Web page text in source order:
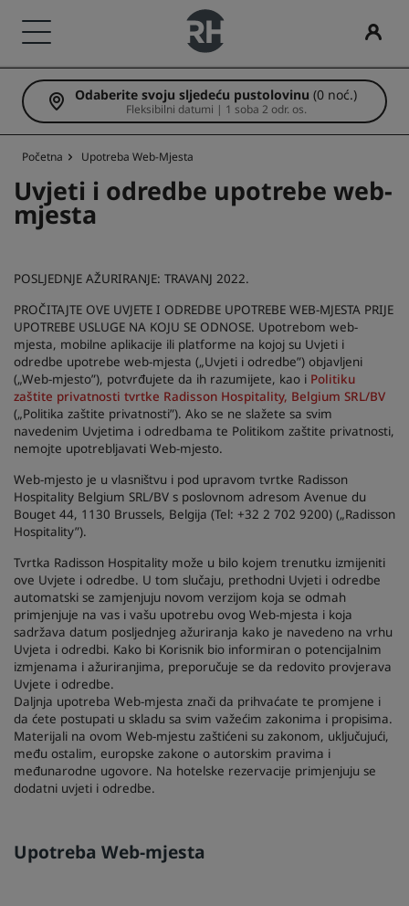
Naši brendovi
Radisson Collection
Radisson Individuals art'otel
Park Plaza Park Inn by Radisson
Prize by Radisson
Povezani brendovi u Kini
J. Jin Jiang
Kunlun Golden Tulip
Pronađite svoj hotel
Resorti
Hoteli u zračnoj luci
Novi i budući hoteli
Sastanke i događanja
Rezervirajte prostor za sastanke
Odredišta za događanja
Industrijska rješenja
Pretraži letove
Objedovanje
Digitalne usluge
Hotelske ponude
Ovo vam je prva rezervacija?
Rezervirajte unaprijed
Pogledajte naše pakete
Ideje za putovanja
Rad Pets
Održivi smještaji
Boravci sportskih timova
Poslovni putnik
Hoteli u centru grada
Posjetite naš blog
Radisson Rewards
Pogodnosti za članove
Kako zaraditi bodove
Bookers and Planners
Odaberite svoju sljedeću pustolovinu (0 noć.)
Fleksibilni datumi | 1 soba 2 odr. os.
Početna Upotreba Web-Mjesta
Uvjeti i odredbe upotrebe web-
mjesta
POSLJEDNJE AŽURIRANJE: TRAVANJ 2022.
PROČITAJTE OVE UVJETE I ODREDBE UPOTREBE WEB-MJESTA PRIJE
UPOTREBE USLUGE NA KOJU SE ODNOSE. Upotrebom web-
mjesta, mobilne aplikacije ili platforme na kojoj su Uvjeti i
odredbe upotrebe web-mjesta („Uvjeti i odredbe”) objavljeni
(„Web-mjesto”), potvrđujete da ih razumijete, kao i Politiku
zaštite privatnosti tvrtke Radisson Hospitality, Belgium SRL/BV
(„Politika zaštite privatnosti”). Ako se ne slažete sa svim
navedenim Uvjetima i odredbama te Politikom zaštite privatnosti,
nemojte upotrebljavati Web-mjesto.
Web-mjesto je u vlasništvu i pod upravom tvrtke Radisson
Hospitality Belgium SRL/BV s poslovnom adresom Avenue du
Bouget 44, 1130 Brussels, Belgija (Tel: +32 2 702 9200) („Radisson
Hospitality”).
Tvrtka Radisson Hospitality može u bilo kojem trenutku izmijeniti
ove Uvjete i odredbe. U tom slučaju, prethodni Uvjeti i odredbe
automatski se zamjenjuju novom verzijom koja se odmah
primjenjuje na vas i vašu upotrebu ovog Web-mjesta i koja
sadržava datum posljednjeg ažuriranja kako je navedeno na vrhu
Uvjeta i odredbi. Kako bi Korisnik bio informiran o potencijalnim
izmjenama i ažuriranjima, preporučuje se da redovito provjerava
Uvjete i odredbe.
Daljnja upotreba Web-mjesta znači da prihvaćate te promjene i
da ćete postupati u skladu sa svim važećim zakonima i propisima.
Materijali na ovom Web-mjestu zaštićeni su zakonom, uključujući,
među ostalim, europske zakone o autorskim pravima i
međunarodne ugovore. Na hotelske rezervacije primjenjuju se
dodatni uvjeti i odredbe.
Upotreba Web-mjesta